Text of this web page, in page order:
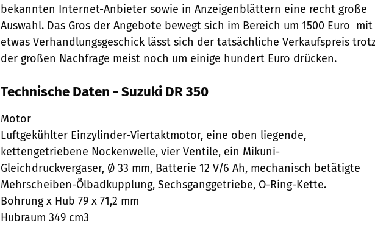
bekannten Internet-Anbieter sowie in Anzeigenblättern eine recht große
Auswahl. Das Gros der Angebote bewegt sich im Bereich um 1500 Euro  mit
etwas Verhandlungsgeschick lässt sich der tatsächliche Verkaufspreis
der großen Nachfrage meist noch um einige hundert Euro drücken.
Technische Daten - Suzuki DR 350
Motor
Luftgekühlter Einzylinder-Viertaktmotor, eine oben liegende,
kettengetriebene Nockenwelle, vier Ventile, ein Mikuni-
Gleichdruckvergaser, Ø 33 mm, Batterie 12 V/6 Ah, mechanisch betätigte
Mehrscheiben-Ölbadkupplung, Sechsganggetriebe, O-Ring-Kette.
Bohrung x Hub 79 x 71,2 mm
Hubraum 349 cm3